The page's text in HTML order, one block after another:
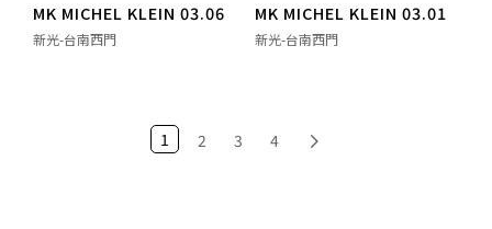
MK MICHEL KLEIN 03.06
新光-台南西門
MK MICHEL KLEIN 03.01
新光-台南西門
1 2 3 4